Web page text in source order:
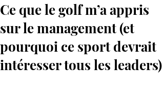
Ce que le golf m’a appris
sur le management (et
pourquoi ce sport devrait
intéresser tous les leaders)